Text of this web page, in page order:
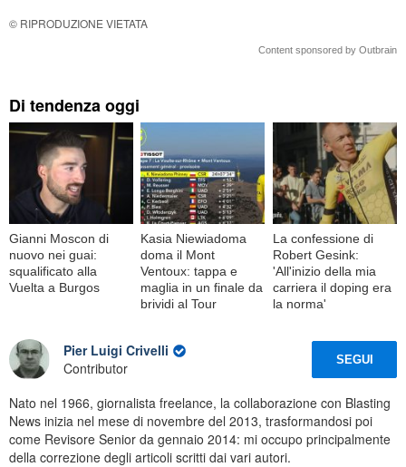
© RIPRODUZIONE VIETATA
Content sponsored by Outbrain
Di tendenza oggi
Gianni Moscon di
nuovo nei guai:
squalificato alla
Vuelta a Burgos
Kasia Niewiadoma
doma il Mont
Ventoux: tappa e
maglia in un finale da
brividi al Tour
La confessione di
Robert Gesink:
'All'inizio della mia
carriera il doping era
la norma'
Pier Luigi Crivelli
Contributor
SEGUI
Nato nel 1966, giornalista freelance, la collaborazione con Blasting
News inizia nel mese di novembre del 2013, trasformandosi poi
come Revisore Senior da gennaio 2014: mi occupo principalmente
della correzione degli articoli scritti dai vari autori.